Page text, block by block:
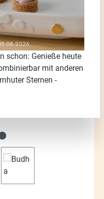
schon: Genieße heute
mit anderen
Sternen -